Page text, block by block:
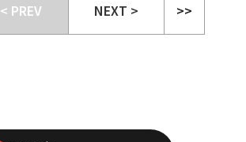
< PREV NEXT > >>